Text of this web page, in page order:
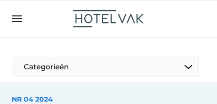
EN
NL
EN
FR
Categorieën
NR 04 2024